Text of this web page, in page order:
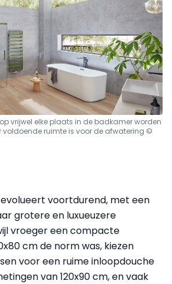
vrijwel elke plaats in de badkamer worden
voldoende ruimte is voor de afwatering ©
voortdurend, met een
grotere en luxueuzere
vroeger een compacte
cm de norm was, kiezen
voor een ruime inloopdouche
van 120x90 cm, en vaak